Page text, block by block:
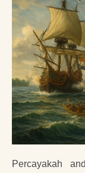
Percayakah anda bahwa hukum Internasional yang